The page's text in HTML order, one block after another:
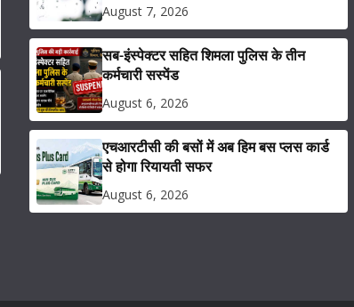
August 7, 2026
सब-इंस्पेक्टर सहित शिमला पुलिस के तीन
कर्मचारी सस्पेंड
August 6, 2026
एचआरटीसी की बसों में अब हिम बस प्लस कार्ड
से होगा रियायती सफर
August 6, 2026